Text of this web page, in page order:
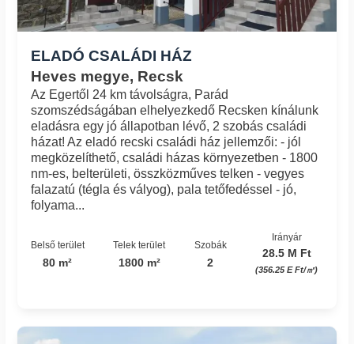
ELADÓ CSALÁDI HÁZ
Heves megye, Recsk
Az Egertől 24 km távolságra, Parád
szomszédságában elhelyezkedő Recsken kínálunk
eladásra egy jó állapotban lévő, 2 szobás családi
házat! Az eladó recski családi ház jellemzői: - jól
megközelíthető, családi házas környezetben - 1800
nm-es, belterületi, összközműves telken - vegyes
falazatú (tégla és vályog), pala tetőfedéssel - jó,
folyama...
Belső terület
80 m²
Telek terület
1800 m²
Szobák
2
Irányár
28.5 M Ft
(356.25 E Ft/㎡)